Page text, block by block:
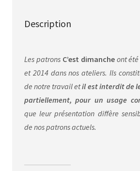
Description
Les patrons C’est dimancheont été
et 2014 dans nos ateliers. Ils
de notre travail etil est interdit de
partiellement, pour un usage
que leur présentation diffère
de nos patrons actuels.